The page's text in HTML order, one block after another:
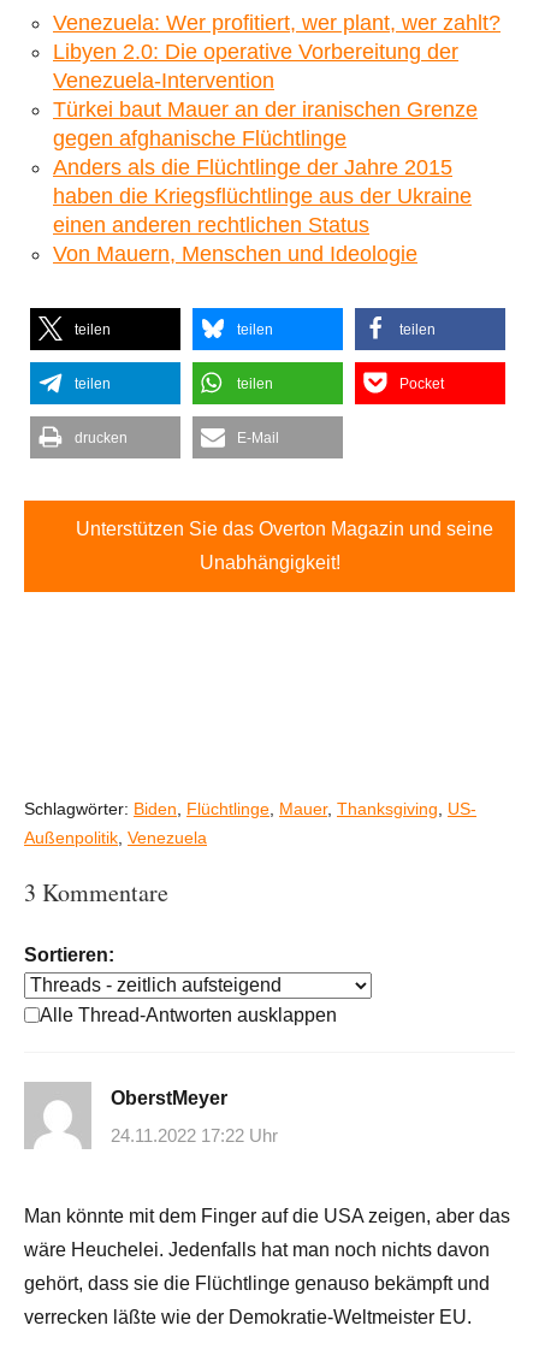
Venezuela: Wer profitiert, wer plant, wer zahlt?
Libyen 2.0: Die operative Vorbereitung der
Venezuela-Intervention
Türkei baut Mauer an der iranischen Grenze
gegen afghanische Flüchtlinge
Anders als die Flüchtlinge der Jahre 2015
haben die Kriegsflüchtlinge aus der Ukraine
einen anderen rechtlichen Status
Von Mauern, Menschen und Ideologie
teilen teilen teilen
teilen teilen Pocket
drucken E-Mail
Unterstützen Sie das Overton Magazin und seine
Unabhängigkeit!
Schlagwörter: Biden Flüchtlinge Mauer, Thanksgiving
US-
Außenpolitik Venezuela
3 Kommentare
Sortieren:
Alle Thread-Antworten ausklappen
OberstMeyer
24.11.2022 17:22 Uhr
Man könnte mit dem Finger auf die USA zeigen, aber das
wäre Heuchelei. Jedenfalls hat man noch nichts davon
gehört, dass sie die Flüchtlinge genauso bekämpft und
verrecken läßte wie der Demokratie-Weltmeister EU.